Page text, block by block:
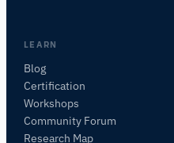
LEARN
Blog
Certification
Workshops
Community Forum
Research Map
この記事について質問
この記事を要約
これをどう応用できますか？